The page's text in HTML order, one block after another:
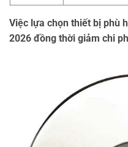
Việc lựa chọn thiết bị phù
2026 đồng thời giảm chi